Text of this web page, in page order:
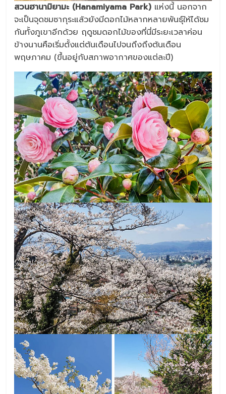
สวนฮานามิยามะ (Hanamiyama Park) แห่งนี้ นอกจาก
จะเป็นจุดชมซากุระแล้วยังมีดอกไม้หลากหลายพันธุ์ให้ได้ชม
กันทั้งภูเขาอีกด้วย ฤดูชมดอกไม้ของที่นี่มีระยะเวลาค่อน
ข้างนานคือเริ่มตั้งแต่ต้นเดือนไปจนถึงถึงต้นเดือน
พฤษภาคม (ขึ้นอยู่กับสภาพอากาศของแต่ละปี)